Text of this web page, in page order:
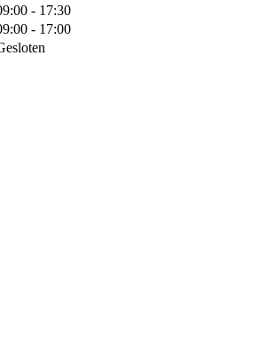
- 17:30
- 17:00